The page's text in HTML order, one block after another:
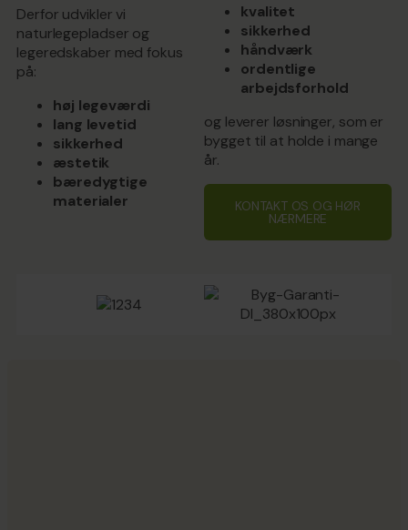
Derfor udvikler vi
naturlegepladser og
legeredskaber med fokus
på:
høj legeværdi
lang levetid
sikkerhed
æstetik
bæredygtige
materialer
kvalitet
sikkerhed
håndværk
ordentlige
arbejdsforhold
og leverer løsninger, som er
bygget til at holde i mange
år.
KONTAKT OS OG HØR
NÆRMERE